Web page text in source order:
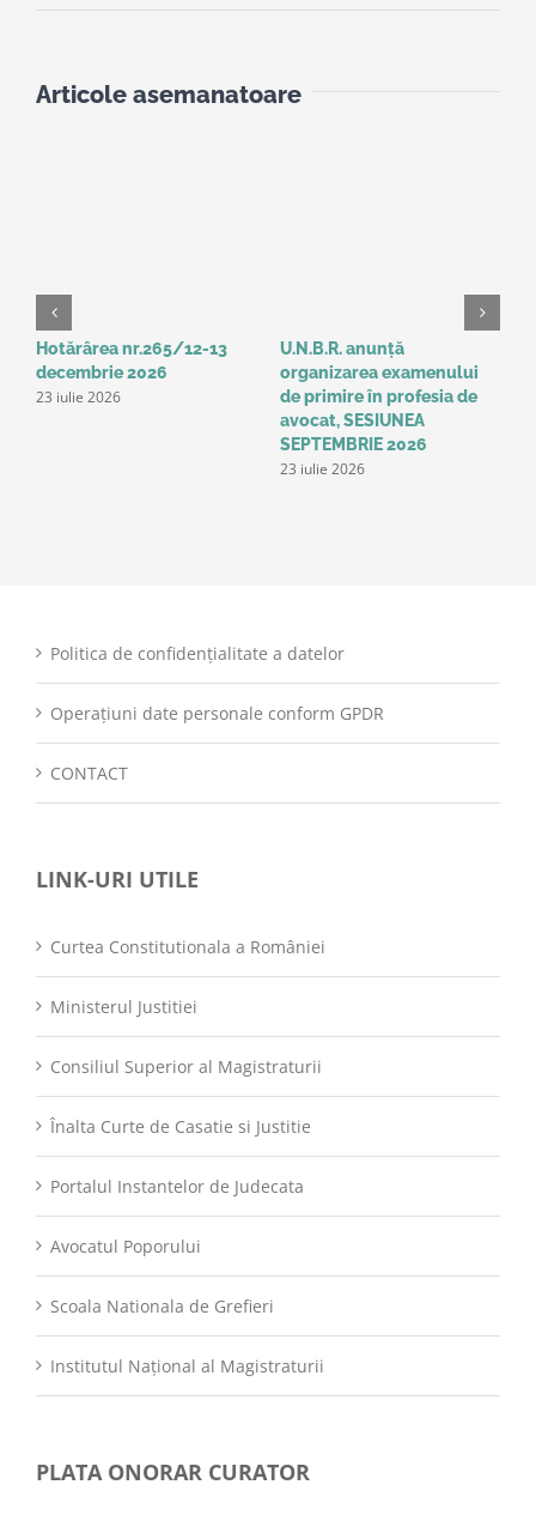
Articole asemanatoare
Hotărârea nr.265/12-13
decembrie 2026
23 iulie 2026
U.N.B.R. anunță
organizarea examenului
de primire în profesia de
avocat, SESIUNEA
SEPTEMBRIE 2026
23 iulie 2026
Politica de confidențialitate a datelor
Operațiuni date personale conform GPDR
CONTACT
LINK-URI UTILE
Curtea Constitutionala a României
Ministerul Justitiei
Consiliul Superior al Magistraturii
Înalta Curte de Casatie si Justitie
Portalul Instantelor de Judecata
Avocatul Poporului
Scoala Nationala de Grefieri
Institutul Național al Magistraturii
PLATA ONORAR CURATOR